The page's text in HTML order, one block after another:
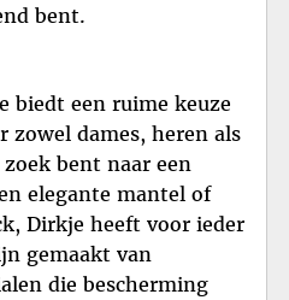
bent.
biedt een ruime keuze
zowel dames, heren als
bent naar een
elegante mantel of
Dirkje heeft voor ieder
gemaakt van
die bescherming